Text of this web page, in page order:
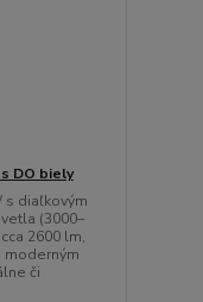
DO biely
s diaľkovým
(3000–
2600 lm,
moderným
či